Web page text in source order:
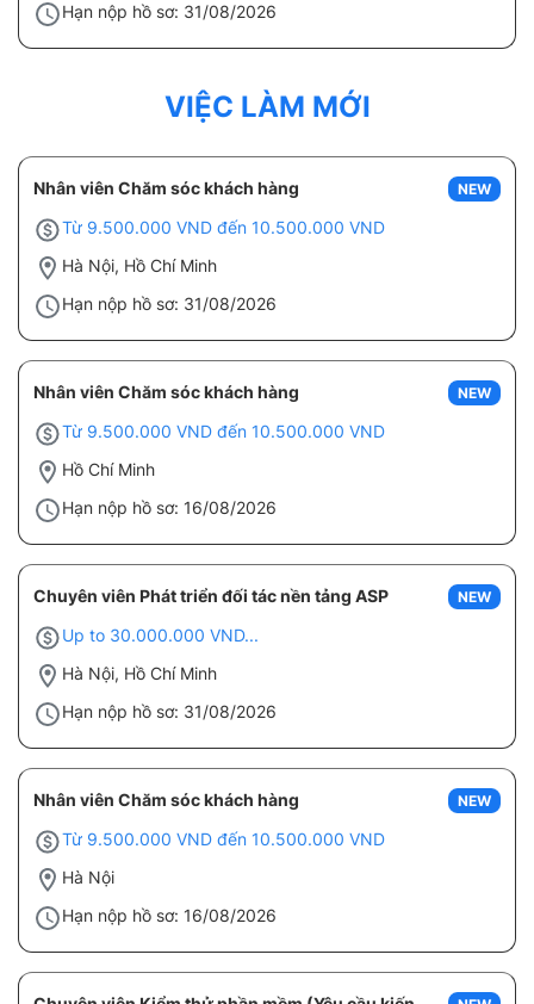
Hạn nộp hồ sơ: 31/08/2026
VIỆC LÀM MỚI
NEW
Nhân viên Chăm sóc khách hàng
Từ 9.500.000 VND đến 10.500.000 VND
Hà Nội, Hồ Chí Minh
Hạn nộp hồ sơ: 31/08/2026
NEW
Nhân viên Chăm sóc khách hàng
Từ 9.500.000 VND đến 10.500.000 VND
Hồ Chí Minh
Hạn nộp hồ sơ: 16/08/2026
NEW
Chuyên viên Phát triển đối tác nền tảng ASP
Up to 30.000.000 VND...
Hà Nội, Hồ Chí Minh
Hạn nộp hồ sơ: 31/08/2026
NEW
Nhân viên Chăm sóc khách hàng
Từ 9.500.000 VND đến 10.500.000 VND
Hà Nội
Hạn nộp hồ sơ: 16/08/2026